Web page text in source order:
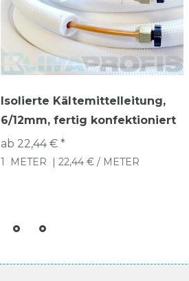
Isolierte Kältemittelleitung,
6/12mm, fertig konfektioniert
ab 22,44 € *
1 METER | 22,44 € / METER